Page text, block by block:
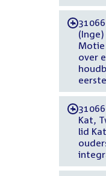
-
Motie
over
-
Kat,
lid